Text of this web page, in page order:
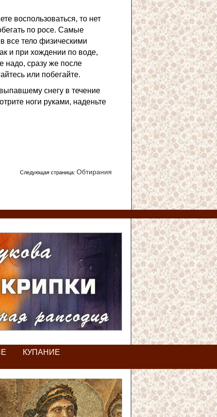
воспользоваться, то нет
по росе. Самые
все тело физическими
и при хождении по воде,
надо, сразу же после
или побегайте.
снегу в течение
ноги руками, наденьте
Следующая страница: Обтирания
КУПАНИЕ